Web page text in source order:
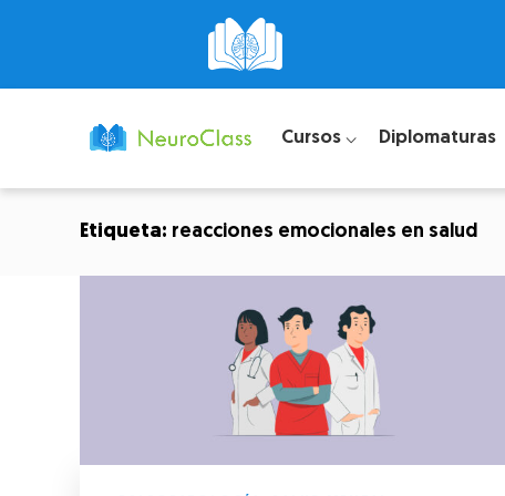
Cursos ⌵ Diplomaturas
Etiqueta: reacciones emocionales en salud